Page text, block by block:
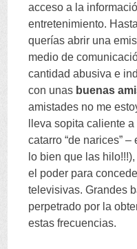
acceso a la
entretenimiento.
querías abrir una
medio de
cantidad abusiva e
con unas buenas
amistades no me
lleva sopita caliente
catarro “de narices” –
lo bien que las hilo!!!),
el poder para
televisivas.Grandes
perpetrado por la
estas frecuencias.